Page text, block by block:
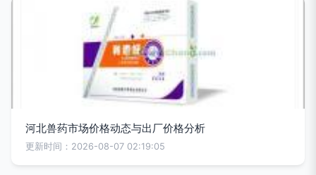
河北兽药市场价格动态与出厂价格分析
更新时间：2026-08-07 02:19:05